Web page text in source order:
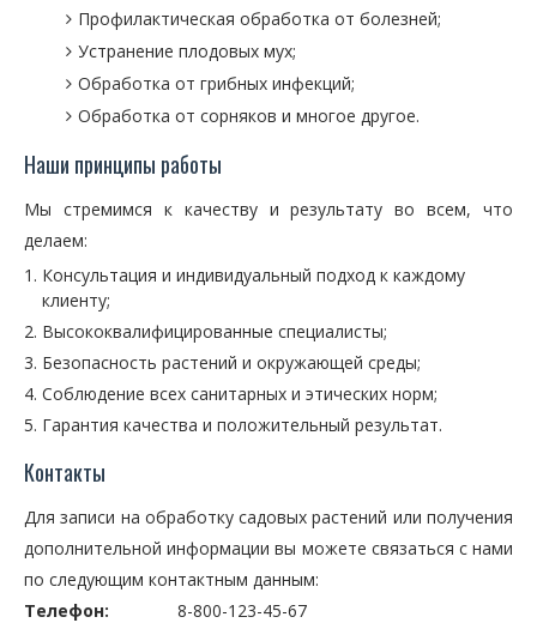
Профилактическая обработка от болезней;
Устранение плодовых мух;
Обработка от грибных инфекций;
Обработка от сорняков и многое другое.
Наши принципы работы
Мы стремимся к качеству и результату во всем, что
делаем:
Консультация и индивидуальный подход к каждому
клиенту;
Высококвалифицированные специалисты;
Безопасность растений и окружающей среды;
Соблюдение всех санитарных и этических норм;
Гарантия качества и положительный результат.
Контакты
Для записи на обработку садовых растений или получения
дополнительной информации вы можете связаться с нами
по следующим контактным данным:
Телефон:
8-800-123-45-67